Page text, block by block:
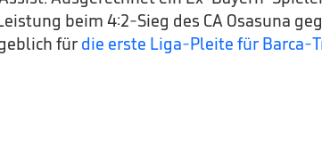
beim 4:2-Sieg des CA Osasuna
für die erste Liga-Pleite für Barca-